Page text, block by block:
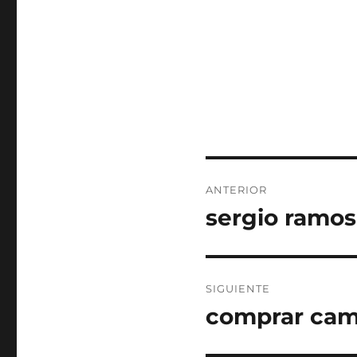
de
ANTERIOR
Entrada
sergio
SIGUIENTE
Entrada
comprar